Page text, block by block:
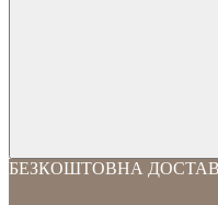
БЕЗКОШТОВНА